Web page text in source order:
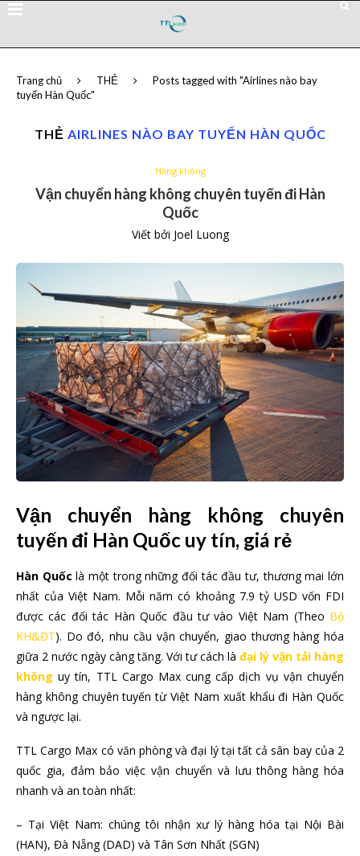
Trang chủ THẺ
Posts tagged with "Airlines nào bay
tuyến Hàn Quốc"
THẺ AIRLINES NÀO BAY TUYẾN HÀN QUỐC
Hàng không
Vận chuyển hàng không chuyên tuyến đi Hàn
Quốc
Viết bởi Joel Luong
Vận chuyển hàng không chuyên
tuyến đi Hàn Quốc uy tín, giá rẻ
Hàn Quốclà một trong những đối tác đầu tư, thương mai lớn
nhất của Việt Nam. Mỗi năm có khoảng 7.9 tỷ USD vốn FDI
được các đối tác Hàn Quốc đầu tư vào Việt Nam (Theo Bộ
KH&ĐT). Do đó, nhu cầu vận chuyển, giao thương hàng hóa
giữa 2 nước ngày càng tăng. Với tư cách là đại lý vận tải hàng
không uy tín, TTL Cargo Max cung cấp dịch vụ vận chuyển
hàng không chuyên tuyến từ Việt Nam xuất khẩu đi Hàn Quốc
và ngược lại.
TTL Cargo Max có văn phòng và đại lý tại tất cả sân bay của 2
quốc gia, đảm bảo việc vận chuyển và lưu thông hàng hóa
nhanh và an toàn nhất:
– Tại Việt Nam: chúng tôi nhận xư lý hàng hóa tại Nội Bài
(HAN), Đà Nẵng (DAD) và Tân Sơn Nhất (SGN)